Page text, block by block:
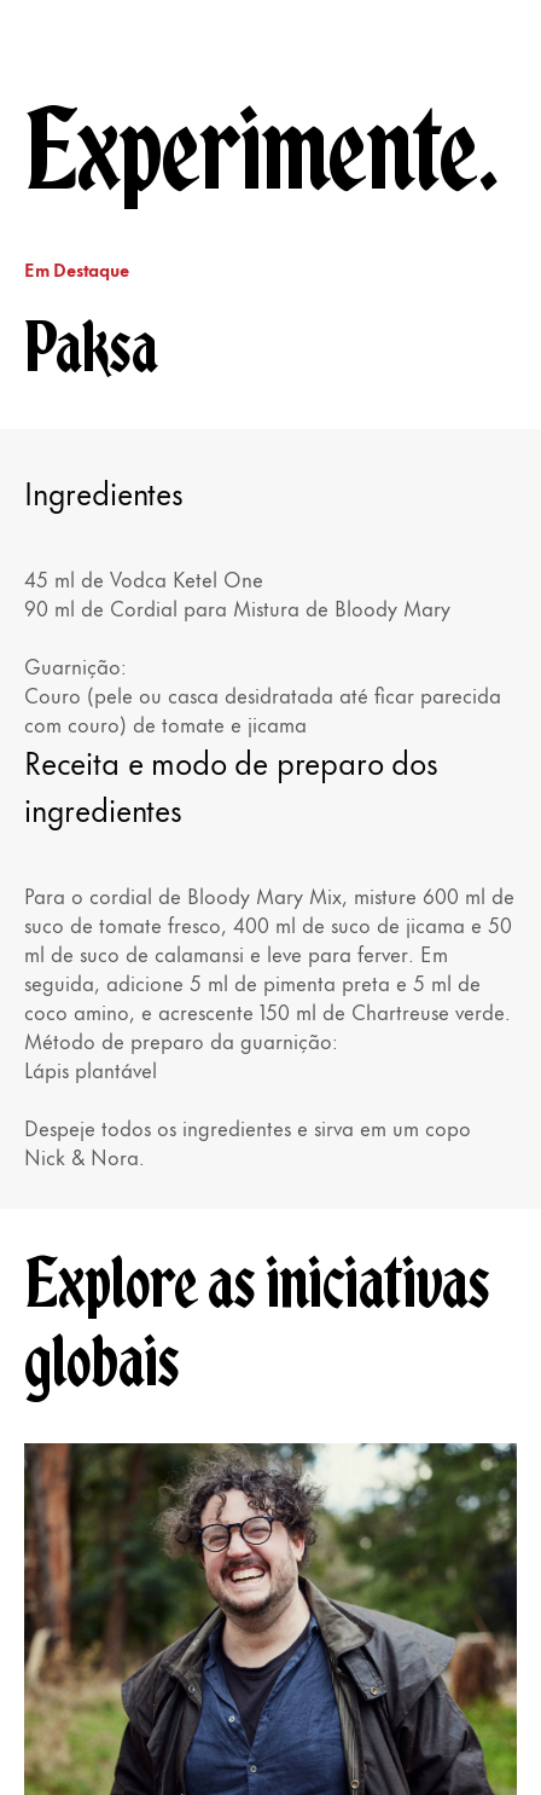
Experimente.
Em Destaque
Paksa
Ingredientes
45 ml de Vodca Ketel One
90 ml de Cordial para Mistura de Bloody Mary
Guarnição:
Couro (pele ou casca desidratada até ficar parecida
com couro) de tomate e jicama
Receita e modo de preparo dos
ingredientes
Para o cordial de Bloody Mary Mix, misture 600 ml de
suco de tomate fresco, 400 ml de suco de jicama e 50
ml de suco de calamansi e leve para ferver. Em
seguida, adicione 5 ml de pimenta preta e 5 ml de
coco amino, e acrescente 150 ml de Chartreuse verde.
Método de preparo da guarnição:
Lápis plantável
Despeje todos os ingredientes e sirva em um copo
Nick & Nora.
Explore as iniciativas
globais